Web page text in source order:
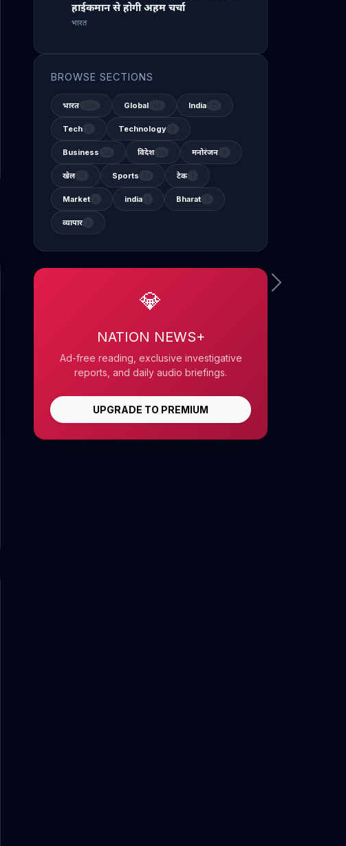
हाईकमान से होगी अहम चर्चा
भारत
BROWSE SECTIONS
भारत Global India
Tech Technology
Business विदेश मनोरंजन
खेल Sports टेक
Market india Bharat
व्यापार
💎
NATION NEWS+
Ad-free reading, exclusive investigative
reports, and daily audio briefings.
UPGRADE TO PREMIUM